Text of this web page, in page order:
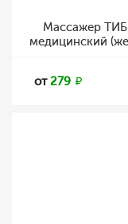
Массажер
медицинский
от279